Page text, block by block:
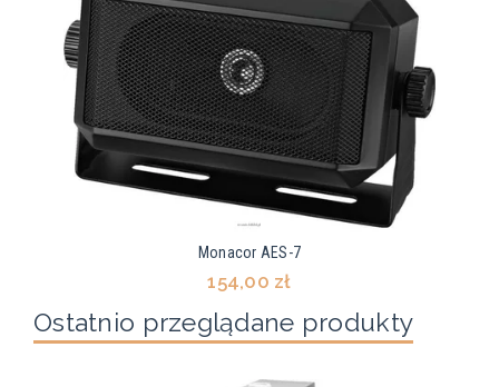
Monacor AES-7
154,00 zł
Ostatnio przeglądane produkty